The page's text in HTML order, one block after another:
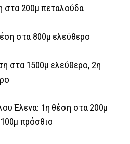
στα 200μ πεταλούδα
στα 800μ ελεύθερο
στα 1500μ ελεύθερο, 2η
Έλενα: 1η θέση στα 200μ
πρόσθιο